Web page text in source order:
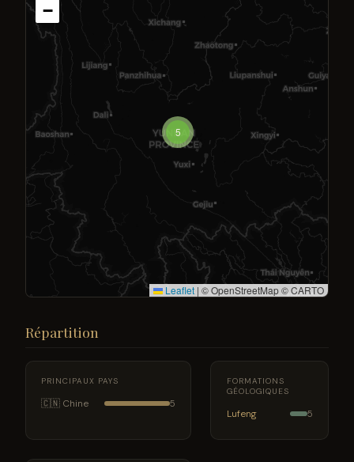
5
−
Leaflet | © OpenStreetMap © CARTO
Répartition
PRINCIPAUX PAYS
🇨🇳 Chine 5
FORMATIONS
GÉOLOGIQUES
Lufeng 5